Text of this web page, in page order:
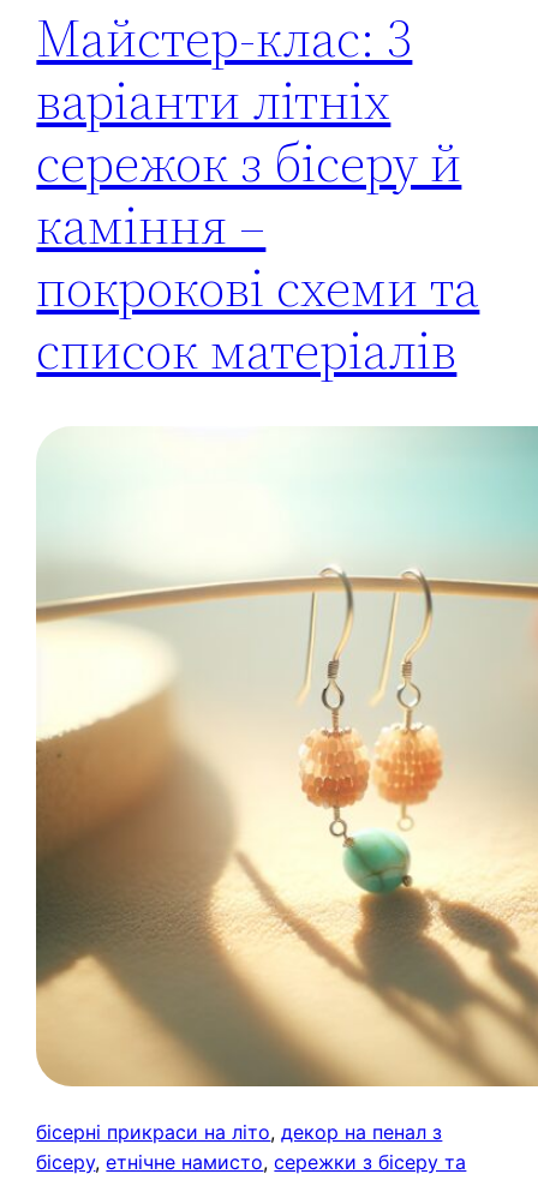
Майстер-клас: 3
варіанти літніх
сережок з бісеру й
каміння –
покрокові схеми та
список матеріалів
бісерні прикраси на літо, декор на пенал з
бісеру, етнічне намисто, сережки з бісеру та